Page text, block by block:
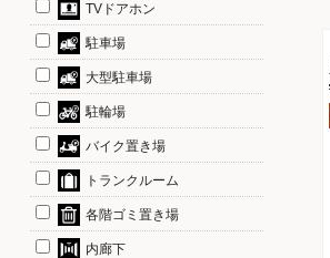
TVドアホン
駐車場
大型駐車場
駐輪場
バイク置き場
トランクルーム
各階ゴミ置き場
内廊下